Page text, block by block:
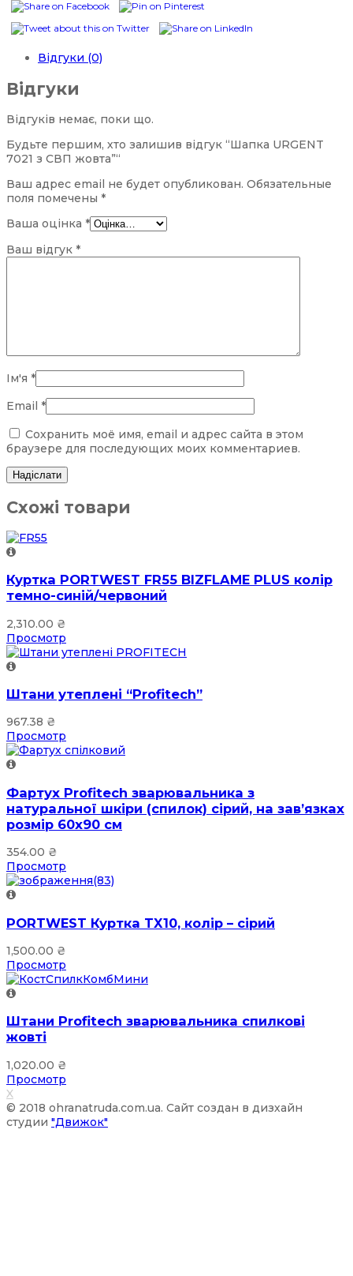
Відгуки (0)
Відгуки
Відгуків немає, поки що.
Будьте першим, хто залишив відгук “Шапка URGENT
7021 з СВП жовта”“
Ваш адрес email не будет опубликован. Обязательные
поля помечены *
Ваша оцінка *
Ваш відгук *
Ім'я *
Email *
Сохранить моё имя, email и адрес сайта в этом
браузере для последующих моих комментариев.
Схожі товари
Куртка PORTWEST FR55 BIZFLAME PLUS колір
темно-синій/червоний
2,310.00 ₴
Просмотр
Штани утеплені “Profitech”
967.38 ₴
Просмотр
Фартух Profitech зварювальника з
натуральної шкіри (спилок) сірий, на зав’язках
розмір 60х90 см
354.00 ₴
Просмотр
PORTWEST Куртка TX10, колір – сірий
1,500.00 ₴
Просмотр
Штани Profitech зварювальника спилкові
жовті
1,020.00 ₴
Просмотр
X
© 2018 ohranatruda.com.ua. Сайт создан в дизхайн
студии "Движок"